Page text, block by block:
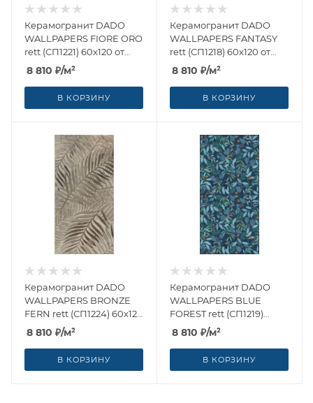
Керамогранит DADO
WALLPAPERS FIORE ORO
rett (СП1221) 60x120 от
Dado Ceramica (Италия)
8 810 ₽/м²
В КОРЗИНУ
Керамогранит DADO
WALLPAPERS FANTASY
rett (СП1218) 60x120 от
Dado Ceramica (Италия)
8 810 ₽/м²
В КОРЗИНУ
Керамогранит DADO
WALLPAPERS BRONZE
FERN rett (СП1224) 60x120
от Dado Ceramica
(Италия)
8 810 ₽/м²
В КОРЗИНУ
Керамогранит DADO
WALLPAPERS BLUE
FOREST rett (СП1219)
60x120 от Dado Ceramica
(Италия)
8 810 ₽/м²
В КОРЗИНУ